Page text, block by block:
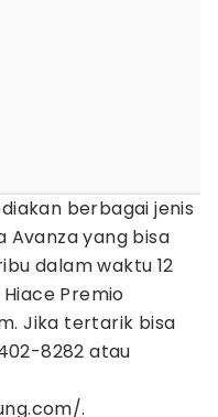
berbagai jenis
Avanza yang bisa
dalam waktu 12
Premio
Jika tertarik bisa
8282 atau
.